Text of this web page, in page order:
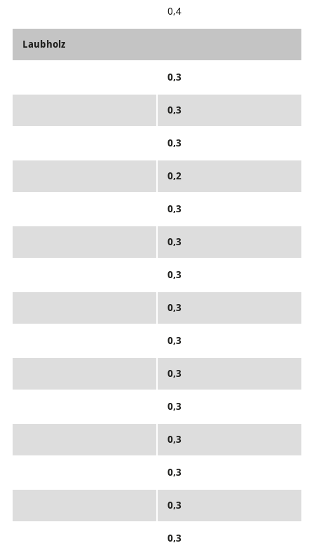
0,4
Laubholz
0,3
0,3
0,3
0,2
0,3
0,3
0,3
0,3
0,3
0,3
0,3
0,3
0,3
0,3
0,3